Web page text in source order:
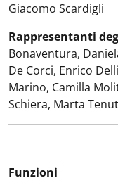
Giacomo Scardigli
Rappresentanti
Bonaventura,
De Corci, Enrico
Marino, Camilla
Schiera, Marta
Funzioni